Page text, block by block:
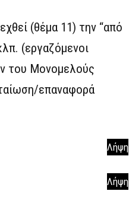
(θέμα 11) την “από
(εργαζόμενοι
του Μονομελούς
επαναφορά
Λήψη
Λήψη